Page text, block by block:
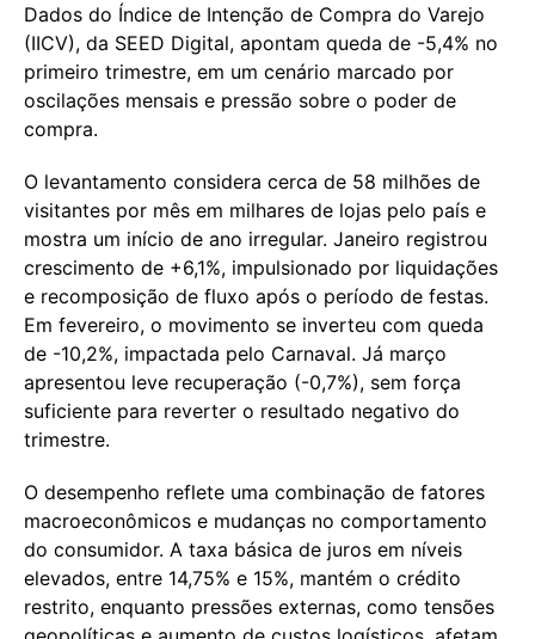
Dados do Índice de Intenção de Compra do Varejo
(IICV), da SEED Digital, apontam queda de -5,4% no
primeiro trimestre, em um cenário marcado por
oscilações mensais e pressão sobre o poder de
compra.
O levantamento considera cerca de 58 milhões de
visitantes por mês em milhares de lojas pelo país e
mostra um início de ano irregular. Janeiro registrou
crescimento de +6,1%, impulsionado por liquidações
e recomposição de fluxo após o período de festas.
Em fevereiro, o movimento se inverteu com queda
de -10,2%, impactada pelo Carnaval. Já março
apresentou leve recuperação (-0,7%), sem força
suficiente para reverter o resultado negativo do
trimestre.
O desempenho reflete uma combinação de fatores
macroeconômicos e mudanças no comportamento
do consumidor. A taxa básica de juros em níveis
elevados, entre 14,75% e 15%, mantém o crédito
restrito, enquanto pressões externas, como tensões